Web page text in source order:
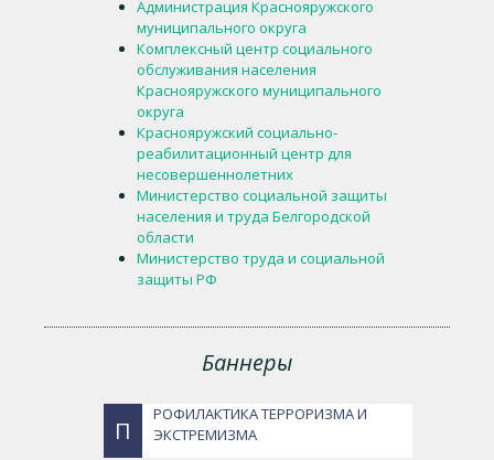
Администрация Краснояружского
муниципального округа
Комплексный центр социального
обслуживания населения
Краснояружского муниципального
округа
Краснояружский социально-
реабилитационный центр для
несовершеннолетних
Министерство социальной защиты
населения и труда Белгородской
области
Министерство труда и социальной
защиты РФ
Баннеры
П
РОФИЛАКТИКА ТЕРРОРИЗМА И
ЭКСТРЕМИЗМА